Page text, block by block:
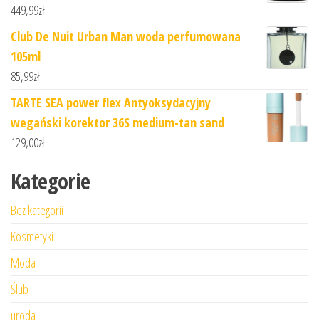
449,99zł
Club De Nuit Urban Man woda perfumowana
105ml
85,99zł
TARTE SEA power flex Antyoksydacyjny
wegański korektor 36S medium-tan sand
129,00zł
Kategorie
Bez kategorii
Kosmetyki
Moda
Ślub
uroda